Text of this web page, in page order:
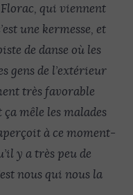
Florac, qui viennent
une kermesse, et
de danse où les
gens de l’extérieur
très favorable
mêle les malades
à ce moment-
y a très peu de
nous qui nous la